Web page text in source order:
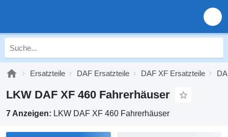
Ersatzteile DAF Ersatzteile DAF XF Ersatzteile
LKW DAF XF 460 Fahrerhäuser
7 Anzeigen: LKW DAF XF 460 Fahrerhäuser